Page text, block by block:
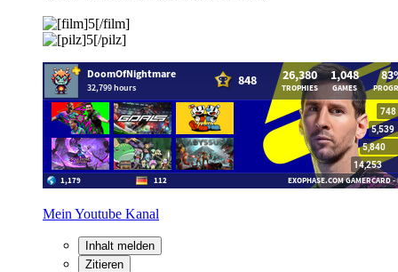
Mein Youtube Kanal
Inhalt melden
Zitieren